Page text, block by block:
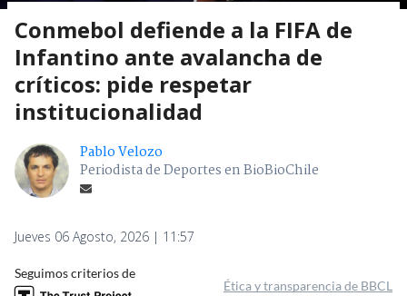
Conmebol defiende a la FIFA de
Infantino ante avalancha de
críticos: pide respetar
institucionalidad
Pablo Velozo
Periodista de Deportes en BioBioChile
Jueves 06 Agosto, 2026 | 11:57
Seguimos criterios de
Ética y transparencia de BBCL